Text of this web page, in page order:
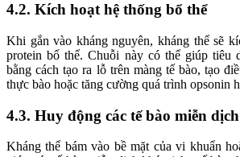
4.2. Kích hoạt hệ thống bổ thể
Khi gắn vào kháng nguyên, kháng thể sẽ
protein bổ thể. Chuỗi này có thể giúp tiêu
bằng cách tạo ra lỗ trên màng tế bào, tạo
thực bào hoặc tăng cường quá trình opsonin
4.3. Huy động các tế bào miễn dịch
Kháng thể bám vào bề mặt của vi khuẩn